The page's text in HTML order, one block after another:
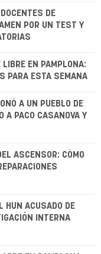
DE
POR UN TEST Y
LIBRE EN PAMPLONA:
PARA ESTA SEMANA
A UN PUEBLO DE
A PACO CASANOVA Y
ASCENSOR: CÓMO
HUN ACUSADO DE
INTERNA